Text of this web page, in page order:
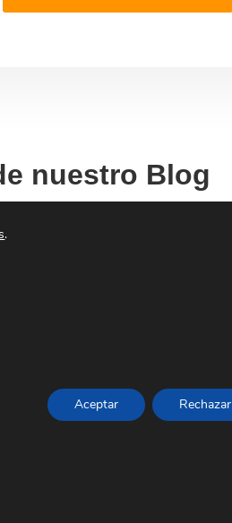
nuestro Blog
.
Aceptar Rechazar